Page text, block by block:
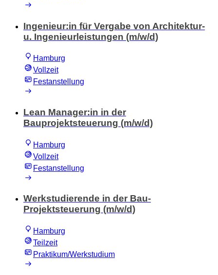
Ingenieur:in für Vergabe von Architektur-
u. Ingenieurleistungen (m/w/d)
Hamburg
Vollzeit
Festanstellung
Lean Manager:in in der
Bauprojektsteuerung (m/w/d)
Hamburg
Vollzeit
Festanstellung
Werkstudierende in der Bau-
Projektsteuerung (m/w/d)
Hamburg
Teilzeit
Praktikum/Werkstudium